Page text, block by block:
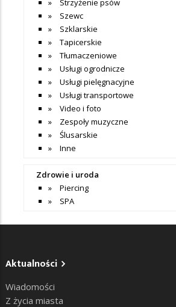
Strzyżenie psów
Szewc
Szklarskie
Tapicerskie
Tłumaczeniowe
Usługi ogrodnicze
Usługi pielęgnacyjne
Usługi transportowe
Video i foto
Zespoły muzyczne
Ślusarskie
Inne
Zdrowie i uroda
Piercing
SPA
Aktualności
Wiadomości
Z życia miasta